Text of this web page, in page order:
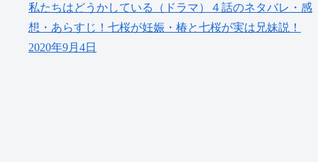
私たちはどうかしている（ドラマ）４話のネタバレ・感
想・あらすじ！七桜が妊娠・椿と七桜が実は兄妹説！
2020年9月4日